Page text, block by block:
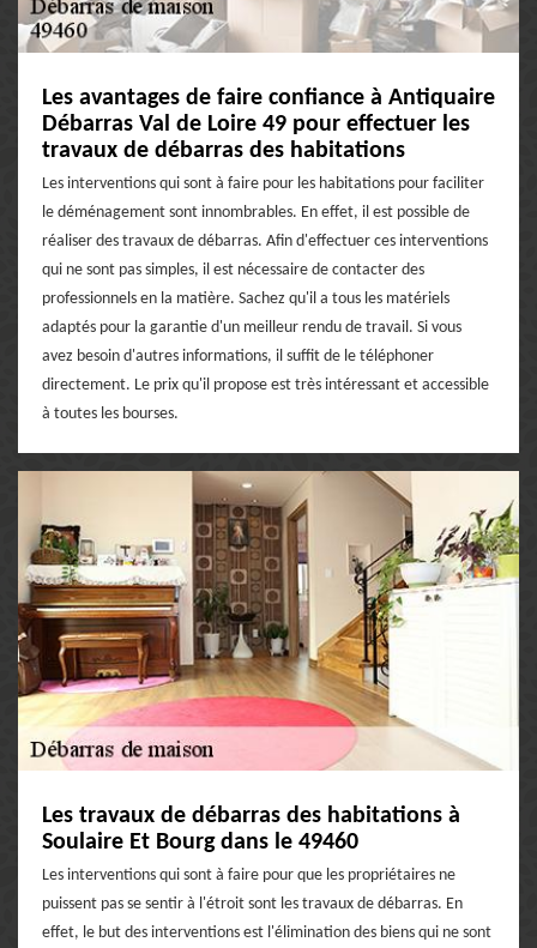
Les avantages de faire confiance à Antiquaire
Débarras Val de Loire 49 pour effectuer les
travaux de débarras des habitations
Les interventions qui sont à faire pour les habitations pour faciliter
le déménagement sont innombrables. En effet, il est possible de
réaliser des travaux de débarras. Afin d'effectuer ces interventions
qui ne sont pas simples, il est nécessaire de contacter des
professionnels en la matière. Sachez qu'il a tous les matériels
adaptés pour la garantie d'un meilleur rendu de travail. Si vous
avez besoin d'autres informations, il suffit de le téléphoner
directement. Le prix qu'il propose est très intéressant et accessible
à toutes les bourses.
Les travaux de débarras des habitations à
Soulaire Et Bourg dans le 49460
Les interventions qui sont à faire pour que les propriétaires ne
puissent pas se sentir à l'étroit sont les travaux de débarras. En
effet, le but des interventions est l'élimination des biens qui ne sont